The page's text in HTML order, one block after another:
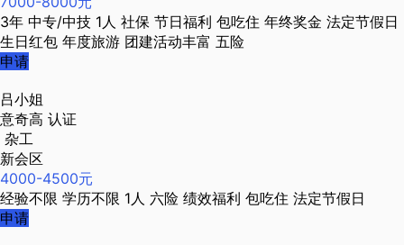
3年 中专/中技 1人 社保 节日福利 包吃住 年终奖金 法定节假日
生日红包 年度旅游 团建活动丰富 五险
申请
吕小姐
意奇高 认证
杂工
新会区
4000-4500元
经验不限 学历不限 1人 六险 绩效福利 包吃住 法定节假日
申请